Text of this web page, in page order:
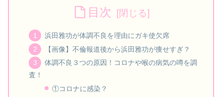
目次
浜田雅功が体調不良を理由にガキ使欠席
【画像】不倫報道後から浜田雅功が痩せすぎ？
体調不良３つの原因！コロナや喉の病気の噂を調
査！
①コロナに感染？